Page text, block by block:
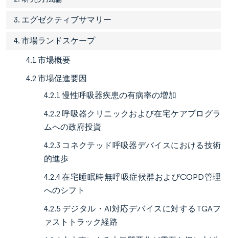
3. エグゼクティブサマリー
4. 市場ランドスケープ
4.1 市場概要
4.2 市場促進要因
4.2.1 慢性呼吸器疾患の有病率の増加
4.2.2 呼吸器クリニックおよび在宅ケアプログラ
ムへの政府投資
4.2.3 コネクテッド呼吸器デバイスにおける技術
的進歩
4.2.4 在宅睡眠時無呼吸症候群およびCOPD管理
へのシフト
4.2.5 デジタル・AI対応デバイスに対するTGAフ
ァストトラック経路